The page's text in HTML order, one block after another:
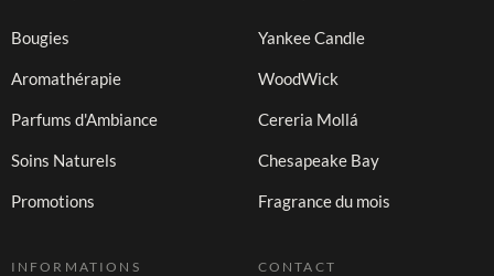
Bougies
Aromathérapie
Parfums d'Ambiance
Soins Naturels
Promotions
Yankee Candle
WoodWick
Cereria Mollá
Chesapeake Bay
Fragrance du mois
INFORMATIONS CONTACT